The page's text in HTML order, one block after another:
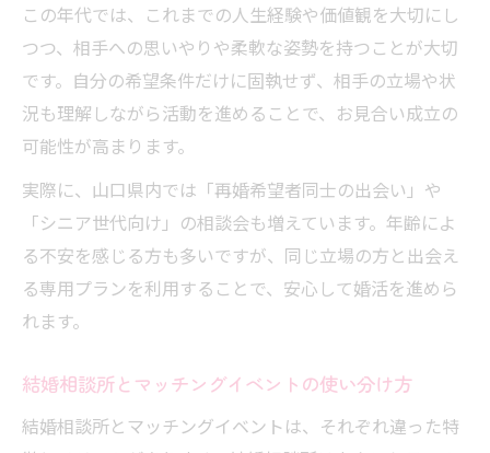
この年代では、これまでの人生経験や価値観を大切にし
つつ、相手への思いやりや柔軟な姿勢を持つことが大切
です。自分の希望条件だけに固執せず、相手の立場や状
況も理解しながら活動を進めることで、お見合い成立の
可能性が高まります。
実際に、山口県内では「再婚希望者同士の出会い」や
「シニア世代向け」の相談会も増えています。年齢によ
る不安を感じる方も多いですが、同じ立場の方と出会え
る専用プランを利用することで、安心して婚活を進めら
れます。
結婚相談所とマッチングイベントの使い分け方
結婚相談所とマッチングイベントは、それぞれ違った特